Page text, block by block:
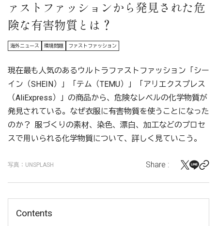
ァストファッションから発見された危
険な有害物質とは？
海外ニュース 環境問題 ファストファッション
現在最も人気のあるウルトラファストファッション「シー
イン（SHEIN）」「テム（TEMU）」「アリエクスプレス
（AliExpress）」の商品から、危険なレベルの化学物質が
発見されている。なぜ衣服に有害物質を使うことになった
のか？ 服づくりの素材、染色、漂白、加工などのプロセ
スで用いられる化学物質について、詳しく見ていこう。
写真：UNSPLASH Share :
Contents